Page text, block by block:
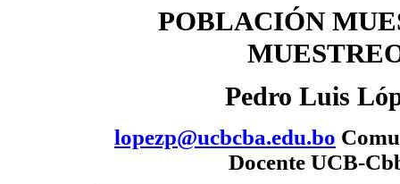
POBLACIÓN
Pedro Luis
lopezp@ucbcba.edu.bo
Docente UCB-